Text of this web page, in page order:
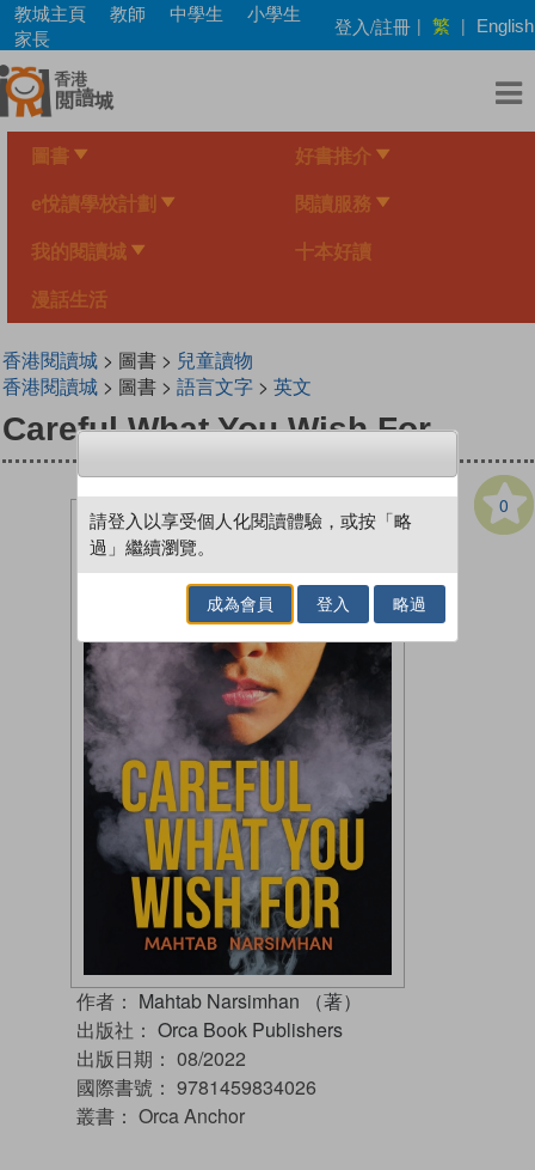
Skip
main
content
教城主頁 教師 中學生
小學生
家長
登入/註冊 | 繁 | English
圖書 好書推介
e悅讀學校計劃 閱讀服務
我的閱讀城 十本好讀
漫話生活
香港閱讀城> 圖書 > 兒童讀物
香港閱讀城> 圖書 > 語言文字> 英文
Careful What You Wish For
0
作者： Mahtab Narsimhan （著）
出版社： Orca Book Publishers
出版日期： 08/2022
國際書號： 9781459834026
叢書： Orca Anchor
請登入以享受個人化閱讀體驗，或按「略
過」繼續瀏覽。
成為會員 登入 略過